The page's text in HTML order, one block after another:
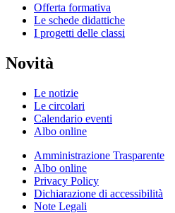
Offerta formativa
Le schede didattiche
I progetti delle classi
Novità
Le notizie
Le circolari
Calendario eventi
Albo online
Amministrazione Trasparente
Albo online
Privacy Policy
Dichiarazione di accessibilità
Note Legali